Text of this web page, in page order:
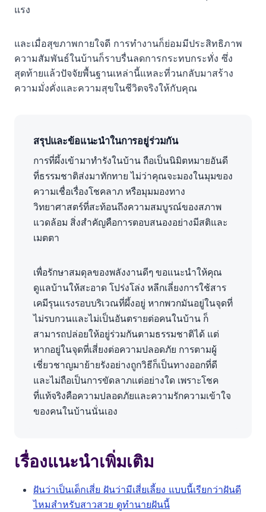
แรง
และเมื่อสุขภาพกายใจดี การทำงานก็ย่อมมีประสิทธิภาพ
ความสัมพันธ์ในบ้านก็ราบรื่นลดการกระทบกระทั่ง ซึ่ง
สุดท้ายแล้วปัจจัยพื้นฐานเหล่านี้แหละที่วนกลับมาสร้าง
ความมั่งคั่งและความสุขในชีวิตจริงให้กับคุณ
สรุปและข้อแนะนำในการอยู่ร่วมกัน
การที่ผึ้งเข้ามาทำรังในบ้าน ถือเป็นนิมิตหมายอันดี
ที่ธรรมชาติส่งมาทักทาย ไม่ว่าคุณจะมองในมุมของ
ความเชื่อเรื่องโชคลาภ หรือมุมมองทาง
วิทยาศาสตร์ที่สะท้อนถึงความสมบูรณ์ของสภาพ
แวดล้อม สิ่งสำคัญคือการตอบสนองอย่างมีสติและ
เมตตา
เพื่อรักษาสมดุลของพลังงานดีๆ ขอแนะนำให้คุณ
ดูแลบ้านให้สะอาด โปร่งโล่ง หลีกเลี่ยงการใช้สาร
เคมีรุนแรงรอบบริเวณที่ผึ้งอยู่ หากพวกมันอยู่ในจุดที่
ไม่รบกวนและไม่เป็นอันตรายต่อคนในบ้าน ก็
สามารถปล่อยให้อยู่ร่วมกันตามธรรมชาติได้ แต่
หากอยู่ในจุดที่เสี่ยงต่อความปลอดภัย การตามผู้
เชี่ยวชาญมาย้ายรังอย่างถูกวิธีก็เป็นทางออกที่ดี
และไม่ถือเป็นการขัดลาภแต่อย่างใด เพราะโชค
ที่แท้จริงคือความปลอดภัยและความรักความเข้าใจ
ของคนในบ้านนั่นเอง
เรื่องแนะนำเพิ่มเติม
ฝันว่าเป็นเด็กเสี่ย ฝันว่ามีเสี่ยเลี้ยง แบบนี้เรียกว่าฝันดี
ไหมสำหรับสาวสวย ดูทำนายฝันนี้